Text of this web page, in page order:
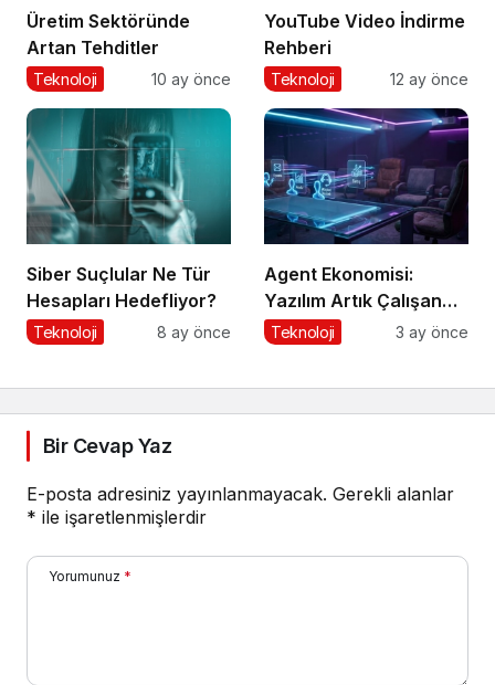
Üretim Sektöründe
Artan Tehditler
Teknoloji 10 ay önce
YouTube Video İndirme
Rehberi
Teknoloji 12 ay önce
Siber Suçlular Ne Tür
Hesapları Hedefliyor?
Teknoloji 8 ay önce
Agent Ekonomisi:
Yazılım Artık Çalışan
Gibi ‘Görev’ Alıyor
Teknoloji 3 ay önce
Bir Cevap Yaz
E-posta adresiniz yayınlanmayacak. Gerekli alanlar
* ile işaretlenmişlerdir
Yorumunuz *